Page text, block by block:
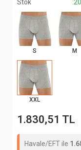
Stok
S M
XXL
1.830,51 TL
Havale/EFT ile